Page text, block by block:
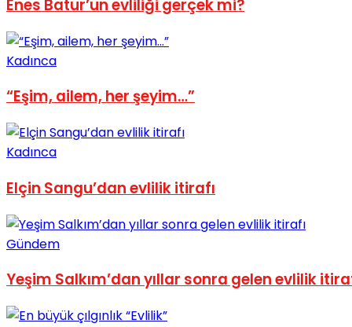
Enes Batur’un evliliği gerçek mi?
Kadınca
“Eşim, ailem, her şeyim…”
Kadınca
Elçin Sangu’dan evlilik itirafı
Gündem
Yeşim Salkım’dan yıllar sonra gelen evlilik